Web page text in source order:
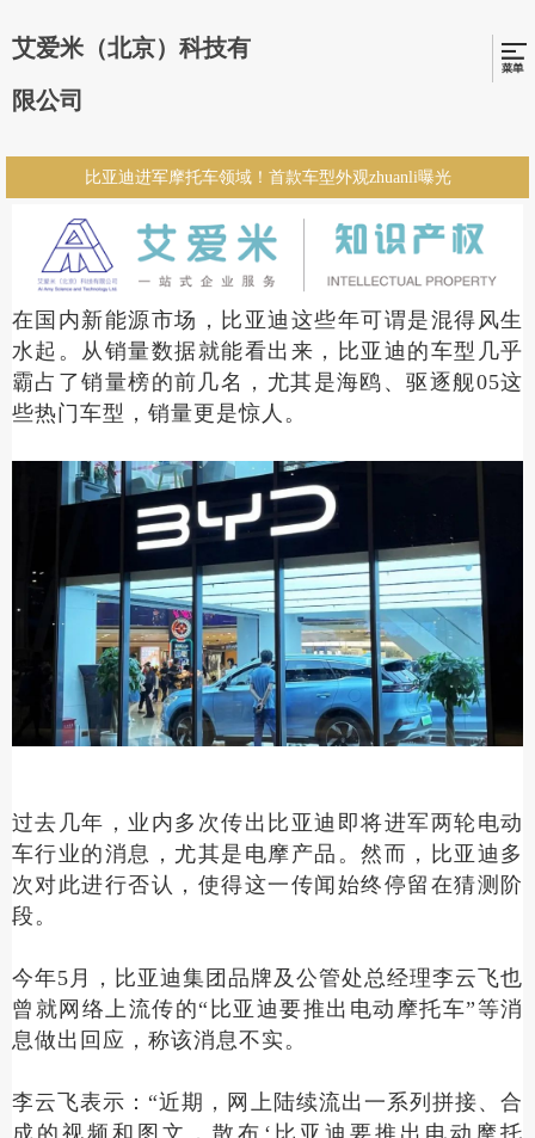
艾爱米（北京）科技有
限公司
比亚迪进军摩托车领域！首款车型外观zhuanli曝光
在国内新能源市场，比亚迪这些年可谓是混得风生
水起。从销量数据就能看出来，比亚迪的车型几乎
霸占了销量榜的前几名，尤其是海鸥、驱逐舰05这
些热门车型，销量更是惊人。
过去几年，业内多次传出比亚迪即将进军两轮电动
车行业的消息，尤其是电摩产品。然而，比亚迪多
次对此进行否认，使得这一传闻始终停留在猜测阶
段。
今年5月，比亚迪集团品牌及公管处总经理李云飞也
曾就网络上流传的“比亚迪要推出电动摩托车”等消
息做出回应，称该消息不实。
李云飞表示：“近期，网上陆续流出一系列拼接、合